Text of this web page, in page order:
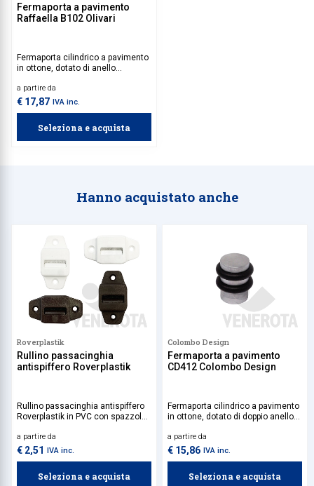
Fermaporta a pavimento
Raffaella B102 Olivari
Fermaporta cilindrico a pavimento
in ottone, dotato di anello
a partire da
€ 17,87 IVA inc.
Seleziona e acquista
Hanno acquistato anche
Roverplastik
Rullino passacinghia
antispiffero Roverplastik
Rullino passacinghia antispiffero
Roverplastik in PVC con spazzole
dell'aria all'interno del cassonetto.
a partire da
€ 2,51 IVA inc.
Seleziona e acquista
Colombo Design
Fermaporta a pavimento
CD412 Colombo Design
Fermaporta cilindrico a pavimento
in ottone, dotato di doppio anello
a partire da
€ 15,86 IVA inc.
Seleziona e acquista